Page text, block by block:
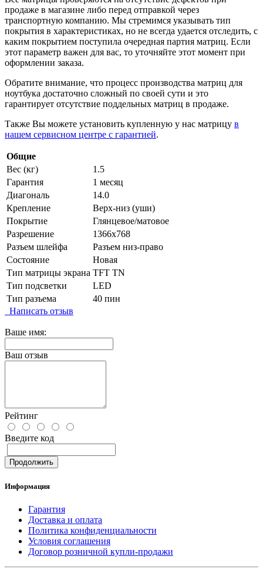
продаже в магазине либо перед отправкой через
транспортную компанию. Мы стремимся указывать тип
покрытия в характеристиках, но не всегда удается отследить, с
каким покрытием поступила очередная партия матриц. Если
этот параметр важен для вас, то уточняйте этот момент при
оформлении заказа.
Обратите внимание, что процесс производства матриц для
ноутбука достаточно сложный по своей сути и это
гарантирует отсутствие поддельных матриц в продаже.
Также Вы можете установить купленную у нас матрицу в
нашем сервисном центре с гарантией.
Общие
Вес (кг)
1.5
Гарантия
1 месяц
Диагональ
14.0
Крепление
Верх-низ (уши)
Покрытие
Глянцевое/матовое
Разрешение
1366x768
Разъем шлейфа
Разъем низ-право
Состояние
Новая
Тип матрицы экрана TFT TN
Тип подсветки
LED
Тип разъема
40 пин
Написать отзыв
Ваше имя:
Ваш отзыв
Рейтинг
Введите код
Продолжить
Информация
Гарантия
Доставка и оплата
Политика конфиденциальности
Условия соглашения
Договор розничной купли-продажи